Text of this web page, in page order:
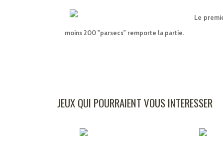
Le
moins 200 "parsecs" remporte la partie.
JEUX QUI POURRAIENT VOUS INTERESSER